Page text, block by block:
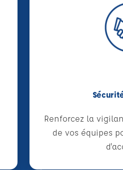
Renforcez la
de vos équipes